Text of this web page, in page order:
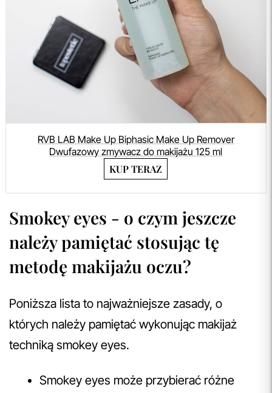
RVB LAB Make Up Biphasic Make Up Remover
Dwufazowy zmywacz do makijażu 125 ml
KUP TERAZ
Smokey eyes - o czym jeszcze
należy pamiętać stosując tę
metodę makijażu oczu?
Poniższa lista to najważniejsze zasady, o
których należy pamiętać wykonując makijaż
techniką smokey eyes.
Smokey eyes może przybierać różne